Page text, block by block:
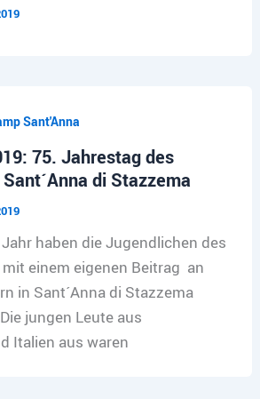
Sant'Anna
75. Jahrestag des
di Stazzema
haben die Jugendlichen des
einem eigenen Beitrag an
in Sant´Anna di Stazzema
jungen Leute aus
Italien aus waren